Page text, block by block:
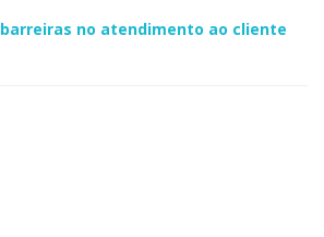
no atendimento ao cliente